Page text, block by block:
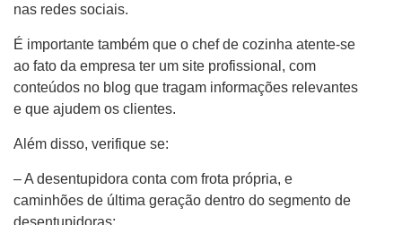
nas redes sociais.
É importante também que o chef de cozinha atente-se
ao fato da empresa ter um site profissional, com
conteúdos no blog que tragam informações relevantes
e que ajudem os clientes.
Além disso, verifique se:
– A desentupidora conta com frota própria, e
caminhões de última geração dentro do segmento de
desentupidoras;